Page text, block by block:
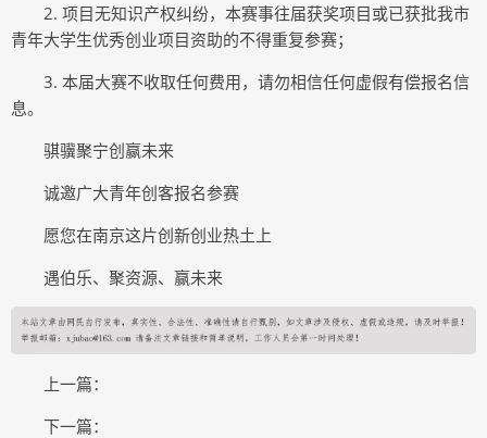
2. 项目无知识产权纠纷，本赛事往届获奖项目或已获批我市
青年大学生优秀创业项目资助的不得重复参赛；
3. 本届大赛不收取任何费用，请勿相信任何虚假有偿报名信
息。
骐骥聚宁创赢未来
诚邀广大青年创客报名参赛
愿您在南京这片创新创业热土上
遇伯乐、聚资源、赢未来
上一篇：
下一篇：